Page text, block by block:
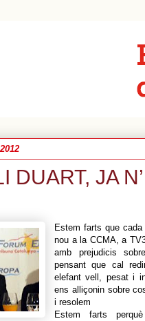
DUART, JA
Estem farts que
nou a la CCMA, a
amb prejudicis
pensant que cal
elefant vell, pesat i
ens alliçonin sobre
i resolem
Estem farts